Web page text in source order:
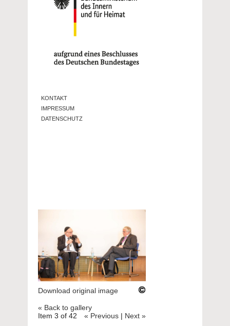
KONTAKT
IMPRESSUM
DATENSCHUTZ
Download original image
« Back to gallery
Item 3 of 42
« Previous | Next »